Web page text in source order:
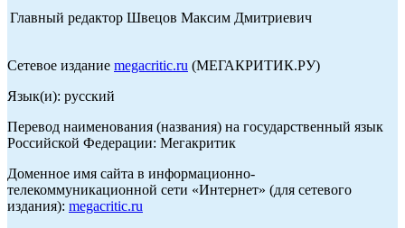
Главный редактор Швецов Максим Дмитриевич
Сетевое издание megacritic.ru (МЕГАКРИТИК.РУ)
Язык(и): русский
Перевод наименования (названия) на государственный язык
Российской Федерации: Мегакритик
Доменное имя сайта в информационно-
телекоммуникационной сети «Интернет» (для сетевого
издания): megacritic.ru